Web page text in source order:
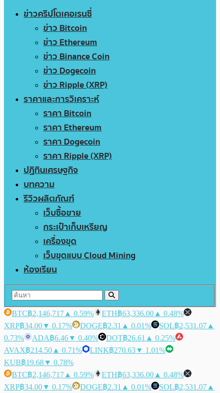
ข่าวคริปโตเคอเรนซี่
ข่าว Bitcoin
ข่าว Ethereum
ข่าว Binance Coin
ข่าว Dogecoin
ข่าว Ripple (XRP)
ราคาและการวิเคราะห์
ราคา Bitcoin
ราคา Ethereum
ราคา Dogecoin
ราคา Ripple (XRP)
ปฏิทินเศรษฐกิจ
บทความ
รีวิวผลิตภัณฑ์
เว็บซื้อขาย
กระเป๋าเก็บเหรียญ
เครื่องขุด
เว็บขุดแบบ Cloud Mining
ห้องเรียน
BTC฿2,146,717 ▲ 0.59% ETH฿63,336.00 ▲ 0.48%
XRP฿34.00▼ 0.17% DOGE฿2.31 ▲ 0.01% SOL฿2,531.07 ▲
0.73%
ADA฿6.46▼ 0.40% DOT฿26.61 ▲ 0.25%
AVAX฿214.50 ▲ 0.71% LINK฿270.63▼ 1.01%
KUB฿19.68▼ 0.78%
BTC฿2,146,717 ▲ 0.59% ETH฿63,336.00 ▲ 0.48%
XRP฿34.00▼ 0.17% DOGE฿2.31 ▲ 0.01% SOL฿2,531.07 ▲